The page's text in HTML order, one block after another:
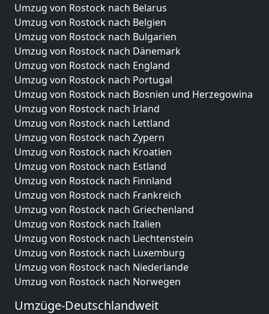
Umzug von Rostock nach Belarus
Umzug von Rostock nach Belgien
Umzug von Rostock nach Bulgarien
Umzug von Rostock nach Dänemark
Umzug von Rostock nach England
Umzug von Rostock nach Portugal
Umzug von Rostock nach Bosnien und Herzegowina
Umzug von Rostock nach Irland
Umzug von Rostock nach Lettland
Umzug von Rostock nach Zypern
Umzug von Rostock nach Kroatien
Umzug von Rostock nach Estland
Umzug von Rostock nach Finnland
Umzug von Rostock nach Frankreich
Umzug von Rostock nach Griechenland
Umzug von Rostock nach Italien
Umzug von Rostock nach Liechtenstein
Umzug von Rostock nach Luxemburg
Umzug von Rostock nach Niederlande
Umzug von Rostock nach Norwegen
Umzüge-Deutschlandweit